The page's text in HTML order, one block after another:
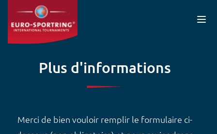
Aller au contenu principal
Plus d'informations
Merci de bien vouloir remplir le formulaire ci-